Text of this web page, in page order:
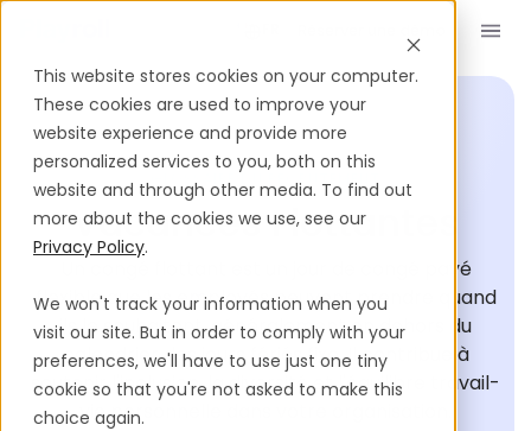
This website stores cookies on your computer.
These cookies are used to improve your
website experience and provide more
personalized services to you, both on this
website and through other media. To find out
more about the cookies we use, see our
Privacy Policy.
We won't track your information when you
visit our site. But in order to comply with your
preferences, we'll have to use just one tiny
cookie so that you're not asked to make this
choice again.
GLOSSAIRE DU RECRUTEMENT
Vacances Flottantes
Un congé flottant est un jour de congé payé
flexible que les employés peuvent prendre quand
ils le souhaitent, généralement en dehors du
calendrier des jours fériés fixe. Il contribue à
soutenir l'inclusion, la diversité et l'équilibre travail-
vie personnelle dans votre organisation.